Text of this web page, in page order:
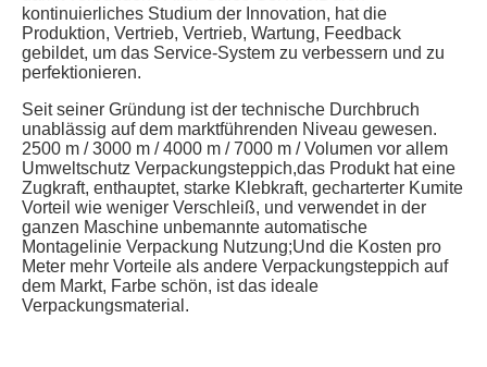
kontinuierliches Studium der Innovation, hat die
Produktion, Vertrieb, Vertrieb, Wartung, Feedback
gebildet, um das Service-System zu verbessern und zu
perfektionieren.
Seit seiner Gründung ist der technische Durchbruch
unablässig auf dem marktführenden Niveau gewesen.
2500 m / 3000 m / 4000 m / 7000 m / Volumen vor allem
Umweltschutz Verpackungsteppich,das Produkt hat eine
Zugkraft, enthauptet, starke Klebkraft, gecharterter Kumite
Vorteil wie weniger Verschleiß, und verwendet in der
ganzen Maschine unbemannte automatische
Montagelinie Verpackung Nutzung;Und die Kosten pro
Meter mehr Vorteile als andere Verpackungsteppich auf
dem Markt, Farbe schön, ist das ideale
Verpackungsmaterial.